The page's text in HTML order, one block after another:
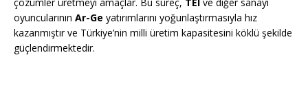
oyuncularının Ar-Ge yatırımlarını yoğunlaştırmasıyla hız
kazanmıştır ve Türkiye’nin milli üretim kapasitesini köklü şekilde
güçlendirmektedir.